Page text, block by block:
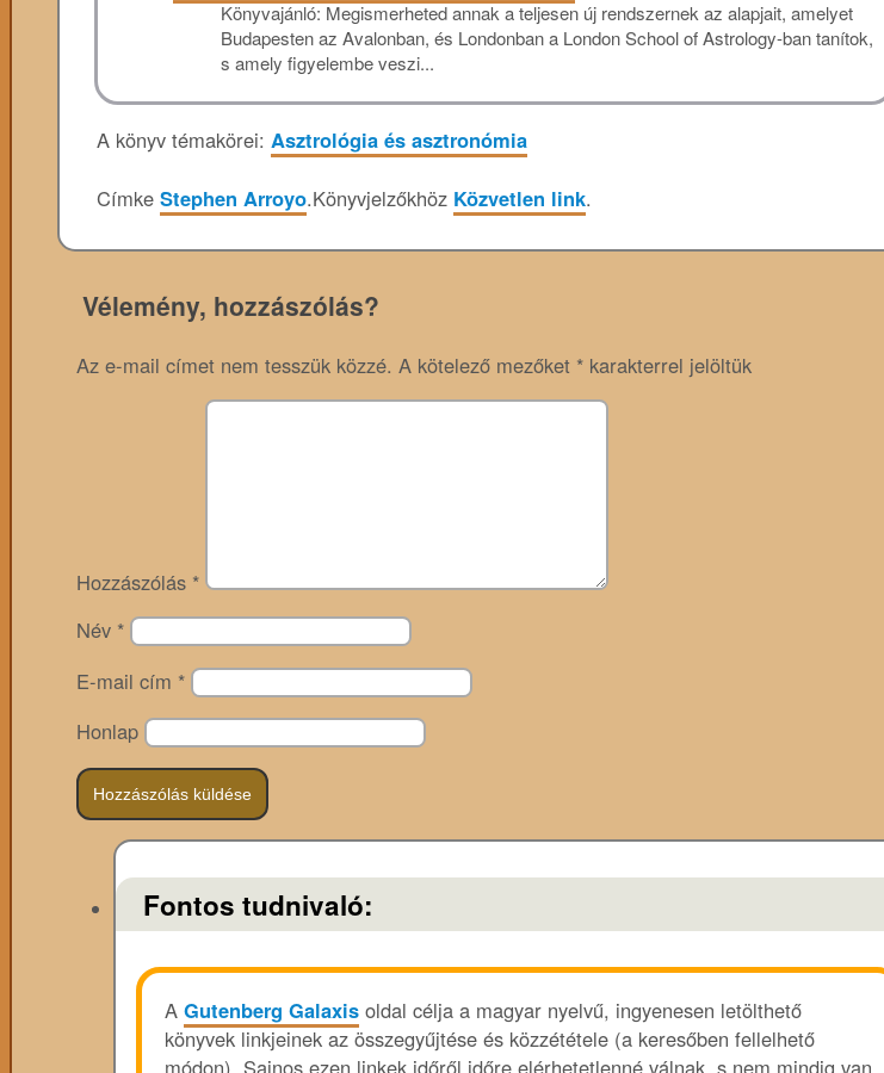
Könyvajánló: Megismerheted annak a teljesen új rendszernek az alapjait, amelyet
Budapesten az Avalonban, és Londonban a London School of Astrology-ban tanítok,
s amely figyelembe veszi...
A könyv témakörei: Asztrológia és asztronómia
Címke Stephen Arroyo.Könyvjelzőkhöz Közvetlen link.
Vélemény, hozzászólás?
Az e-mail címet nem tesszük közzé. A kötelező mezőket * karakterrel jelöltük
Hozzászólás *
Név *
E-mail cím *
Honlap
Fontos tudnivaló:
A Gutenberg Galaxisoldal célja a magyar nyelvű, ingyenesen letölthető
könyvek linkjeinek az összegyűjtése és közzététele (a keresőben fellelhető